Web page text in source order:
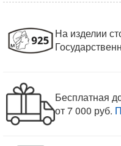
На изделии
Бесплатная
от 7 000 руб.